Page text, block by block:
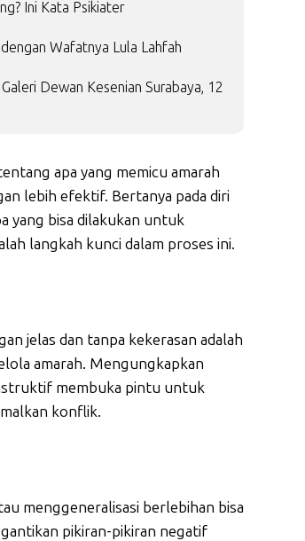
Ini Kata Psikiater
Wafatnya Lula Lahfah
Dewan Kesenian Surabaya, 12
apa yang memicu amarah
lebih efektif. Bertanya pada diri
yang bisa dilakukan untuk
langkah kunci dalam proses ini.
jelas dan tanpa kekerasan adalah
amarah. Mengungkapkan
membuka pintu untuk
konflik.
menggeneralisasi berlebihan bisa
pikiran-pikiran negatif